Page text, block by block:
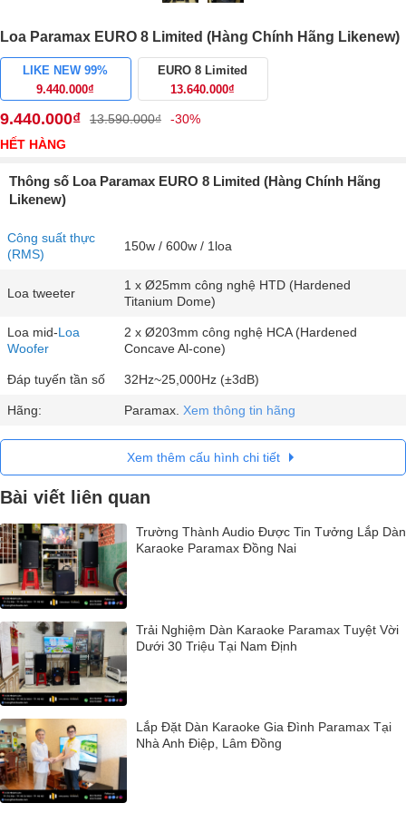
Loa Paramax EURO 8 Limited (Hàng Chính Hãng Likenew)
LIKE NEW 99%
9.440.000₫
EURO 8 Limited
13.640.000₫
9.440.000₫ 13.590.000₫
-30%
HẾT HÀNG
Thông số Loa Paramax EURO 8 Limited (Hàng Chính Hãng
Likenew)
Công suất thực
(RMS)
150w / 600w / 1loa
Loa tweeter
1 x Ø25mm công nghệ HTD (Hardened
Titanium Dome)
Loa mid-Loa
Woofer
2 x Ø203mm công nghệ HCA (Hardened
Concave Al-cone)
Đáp tuyến tần số 32Hz~25,000Hz (±3dB)
Hãng: Paramax. Xem thông tin hãng
Xem thêm cấu hình chi tiết
Bài viết liên quan
Trường Thành Audio Được Tin Tưởng Lắp Dàn
Karaoke Paramax Đồng Nai
Trải Nghiệm Dàn Karaoke Paramax Tuyệt Vời
Dưới 30 Triệu Tại Nam Định
Lắp Đặt Dàn Karaoke Gia Đình Paramax Tại
Nhà Anh Điệp, Lâm Đồng